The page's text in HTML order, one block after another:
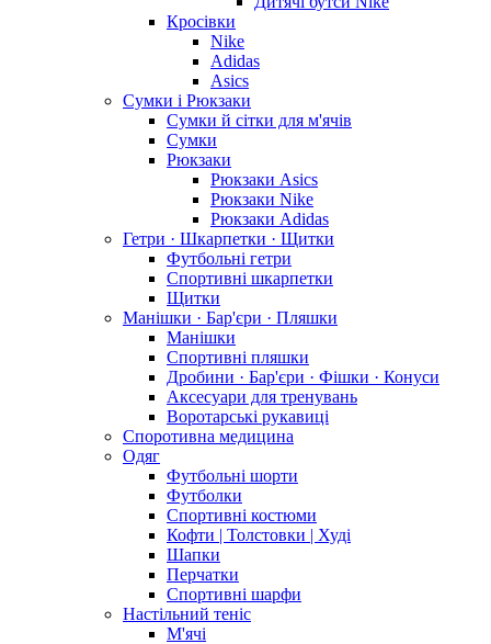
Кросівки
Nike
Adidas
Asics
Сумки і Рюкзаки
Сумки й сітки для м'ячів
Сумки
Рюкзаки
Рюкзаки Asics
Рюкзаки Nike
Рюкзаки Adidas
Гетри · Шкарпетки · Щитки
Футбольні гетри
Спортивні шкарпетки
Щитки
Манішки · Бар'єри · Пляшки
Манішки
Спортивні пляшки
Дробини · Бар'єри · Фішки · Конуси
Аксесуари для тренувань
Воротарські рукавиці
Споротивна медицина
Одяг
Футбольні шорти
Футболки
Спортивні костюми
Кофти | Толстовки | Худі
Шапки
Перчатки
Спортивні шарфи
Настільний теніс
М'ячі